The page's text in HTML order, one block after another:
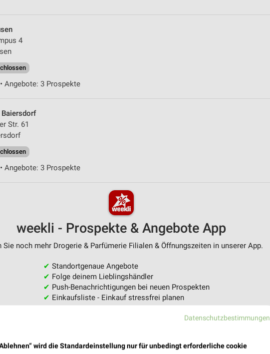
4
Angebote: 3 Prospekte
Str. 61
Angebote: 3 Prospekte
weekli - Prospekte & Angebote App
Sie noch mehr Drogerie & Parfümerie Filialen & Öffnungszeiten in unserer App.
✔ Standortgenaue Angebote
✔ Folge deinem Lieblingshändler
✔ Push-Benachrichtigungen bei neuen Prospekten
✔ Einkaufsliste - Einkauf stressfrei planen
Nutze weekli auch mobil – App jetzt laden oder QR-Code scannen.
Datenschutzbestimmungen
wird die Standardeinstellung nur für unbedingt erforderliche cookie